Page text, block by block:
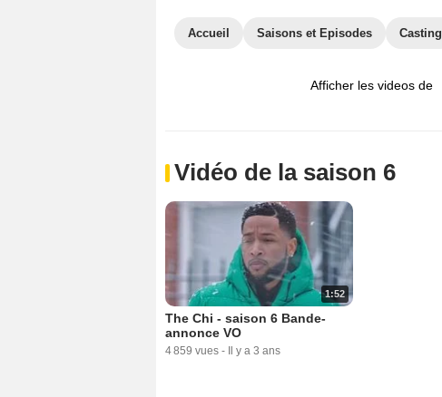
Accueil Saisons et Episodes Casting
Afficher les videos de
Vidéo de la saison 6
1:52
The Chi - saison 6 Bande-
annonce VO
4 859 vues - Il y a 3 ans